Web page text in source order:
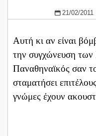
21/02/2011
Αυτή κι αν είναι
την συγχώνευση
Παναθηναϊκός σαν
σταματήσει
γνώμες έχουν